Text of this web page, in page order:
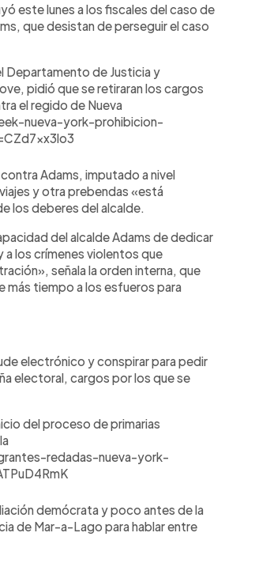
este lunes a los fiscales del caso de
que desistan de perseguir el caso
Departamento de Justicia y
pidió que se retiraran los cargos
el regido de Nueva
nueva-york-prohibicion-
contra Adams, imputado a nivel
y otra prebendas «está
los deberes del alcalde.
del alcalde Adams de dedicar
a los crímenes violentos que
señala la orden interna, que
más tiempo a los esfueros para
electrónico y conspirar para pedir
electoral, cargos por los que se
del proceso de primarias
redadas-nueva-york-
demócrata y poco antes de la
de Mar-a-Lago para hablar entre